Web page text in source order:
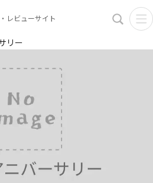
レビューサイト
リー